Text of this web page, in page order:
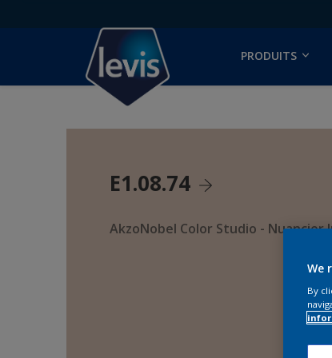
PRODUITS
E1.08.74
AkzoNobel Color Studio - Nuancier
We
By